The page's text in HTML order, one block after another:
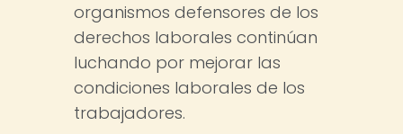
organismos defensores de los
derechos laborales continúan
luchando por mejorar las
condiciones laborales de los
trabajadores.